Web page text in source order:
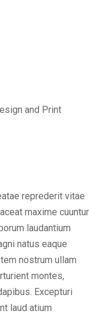
and Print
reprederit vitae
maxime cuuntur
laudantium
natus eaque
nostrum ullam
montes,
Excepturi
laud atium